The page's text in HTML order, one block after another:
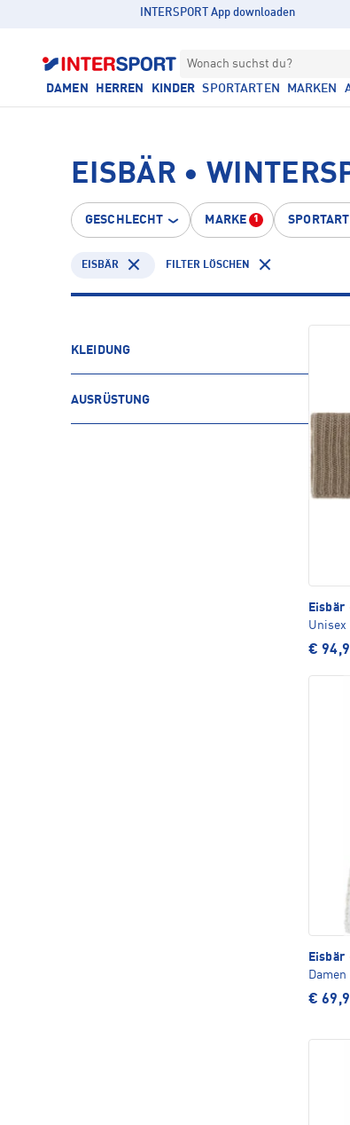
INTERSPORT App downloaden
Wonach suchst du?
DAMEN HERREN KINDER SPORTARTEN MARKEN
EISBÄR •
GESCHLECHT MARKE 1 SPORTART
EISBÄR FILTER LÖSCHEN
KLEIDUNG
AUSRÜSTUNG
Eisbär
Unisex
€
Eisbär
Damen
€